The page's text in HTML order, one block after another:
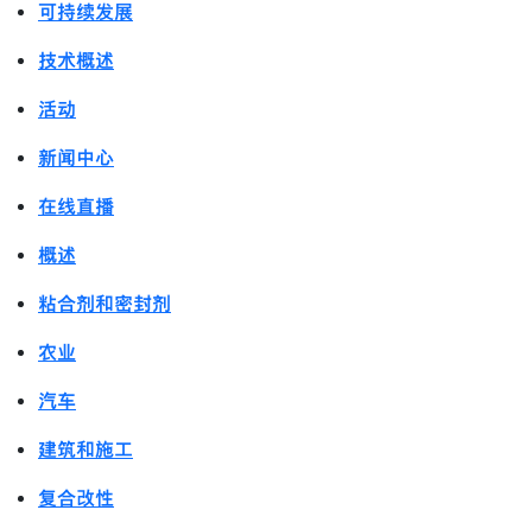
可持续发展
技术概述
活动
新闻中心
在线直播
概述
粘合剂和密封剂
农业
汽车
建筑和施工
复合改性